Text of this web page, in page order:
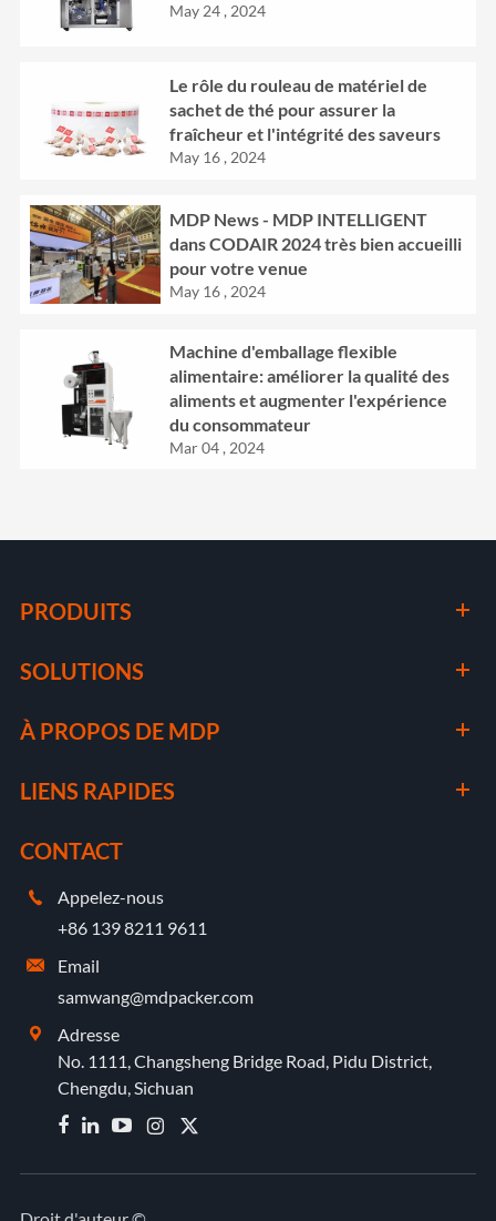
May 24 , 2024
Le rôle du rouleau de matériel de
sachet de thé pour assurer la
fraîcheur et l'intégrité des saveurs
May 16 , 2024
MDP News - MDP INTELLIGENT
dans CODAIR 2024 très bien accueilli
pour votre venue
May 16 , 2024
Machine d'emballage flexible
alimentaire: améliorer la qualité des
aliments et augmenter l'expérience
du consommateur
Mar 04 , 2024
PRODUITS
SOLUTIONS
À PROPOS DE MDP
LIENS RAPIDES
CONTACT

Appelez-nous
+86 139 8211 9611

Email
samwang@mdpacker.com

Adresse
No. 1111, Changsheng Bridge Road, Pidu District,
Chengdu, Sichuan
 